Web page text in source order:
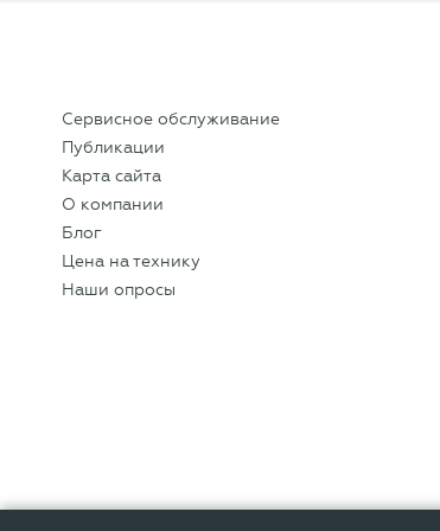
Сервисное обслуживание
Публикации
Карта сайта
О компании
Блог
Цена на технику
Наши опросы